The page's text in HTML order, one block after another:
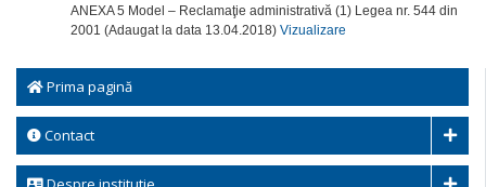
Prima pagină
Contact
ANEXA 5 Model – Reclamaţie administrativă (1) Legea nr. 544 din
2001 (Adaugat la data 13.04.2018) Vizualizare